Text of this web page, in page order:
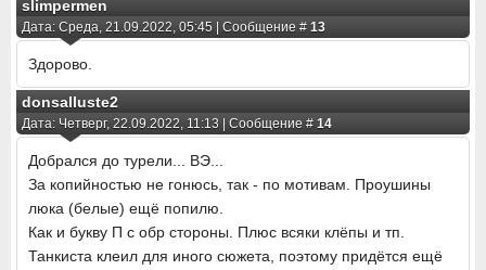
slimpermen
Дата: Среда, 21.09.2022, 05:45 | Сообщение # 13
Здорово.
donsalluste2
Дата: Четверг, 22.09.2022, 11:13 | Сообщение # 14
Добрался до турели... ВЭ...
За копийностью не гонюсь, так - по мотивам. Проушины
люка (белые) ещё попилю.
Как и букву П с обр стороны. Плюс всяки клёпы и тп.
Танкиста клеил для иного сюжета, поэтому придётся ещё